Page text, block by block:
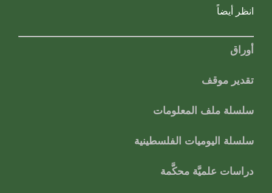
انظر أيضاً
أوراق
تقدير موقف
سلسلة ملف المعلومات
سلسلة اليوميات الفلسطينية
دراسات علميَّة محكَّمة